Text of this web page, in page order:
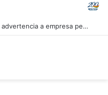
Mandataria Rodríguez felicita a atletas venezolanos por su brillante participación en CAC 2026